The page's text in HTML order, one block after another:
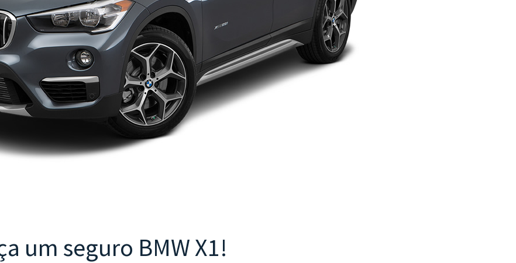
um seguro BMW X1!